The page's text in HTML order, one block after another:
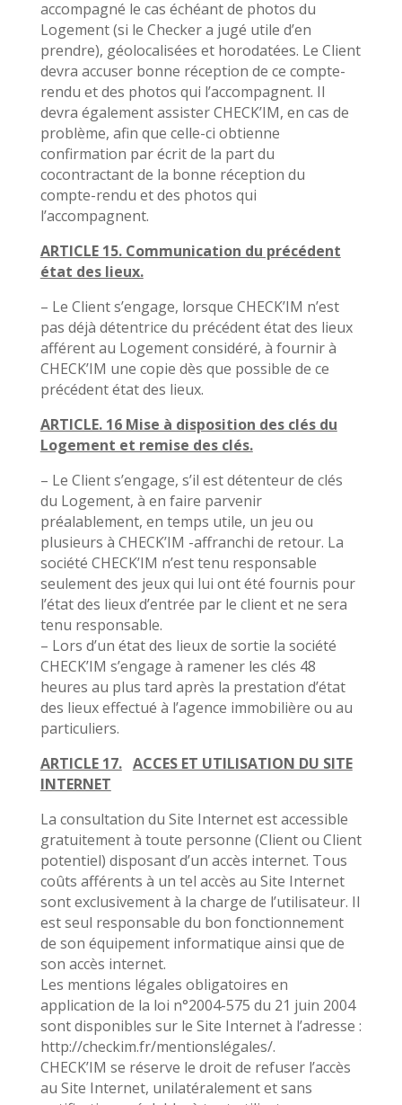
accompagné le cas échéant de photos du
Logement (si le Checker a jugé utile d’en
prendre), géolocalisées et horodatées. Le Client
devra accuser bonne réception de ce compte-
rendu et des photos qui l’accompagnent. Il
devra également assister CHECK’IM, en cas de
problème, afin que celle-ci obtienne
confirmation par écrit de la part du
cocontractant de la bonne réception du
compte-rendu et des photos qui
l’accompagnent.
ARTICLE 15. Communication du précédent
état des lieux.
– Le Client s’engage, lorsque CHECK’IM n’est
pas déjà détentrice du précédent état des lieux
afférent au Logement considéré, à fournir à
CHECK’IM une copie dès que possible de ce
précédent état des lieux.
ARTICLE. 16 Mise à disposition des clés du
Logement et remise des clés.
– Le Client s’engage, s’il est détenteur de clés
du Logement, à en faire parvenir
préalablement, en temps utile, un jeu ou
plusieurs à CHECK’IM -affranchi de retour. La
société CHECK’IM n’est tenu responsable
seulement des jeux qui lui ont été fournis pour
l’état des lieux d’entrée par le client et ne sera
tenu responsable.
– Lors d’un état des lieux de sortie la société
CHECK’IM s’engage à ramener les clés 48
heures au plus tard après la prestation d’état
des lieux effectué à l’agence immobilière ou au
particuliers.
ARTICLE 17. ACCES ET UTILISATION DU SITE
INTERNET
La consultation du Site Internet est accessible
gratuitement à toute personne (Client ou Client
potentiel) disposant d’un accès internet. Tous
coûts afférents à un tel accès au Site Internet
sont exclusivement à la charge de l’utilisateur. Il
est seul responsable du bon fonctionnement
de son équipement informatique ainsi que de
son accès internet.
Les mentions légales obligatoires en
application de la loi n°2004-575 du 21 juin 2004
sont disponibles sur le Site Internet à l’adresse :
http://checkim.fr/mentionslégales/.
CHECK’IM se réserve le droit de refuser l’accès
au Site Internet, unilatéralement et sans